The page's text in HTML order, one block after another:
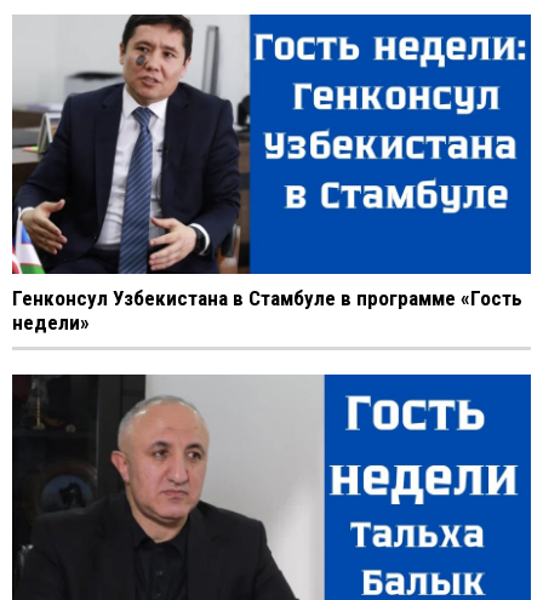
Генконсул Узбекистана в Стамбуле в программе «Гость
недели»